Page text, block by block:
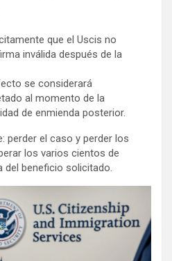
que el Uscis no
inválida después de la
se considerará
al momento de la
de enmienda posterior.
perder el caso y perder los
los varios cientos de
del beneficio solicitado.